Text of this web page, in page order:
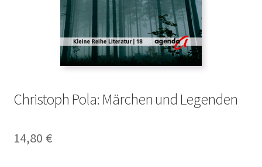
Christoph Pola: Märchen und Legenden
14,80 €